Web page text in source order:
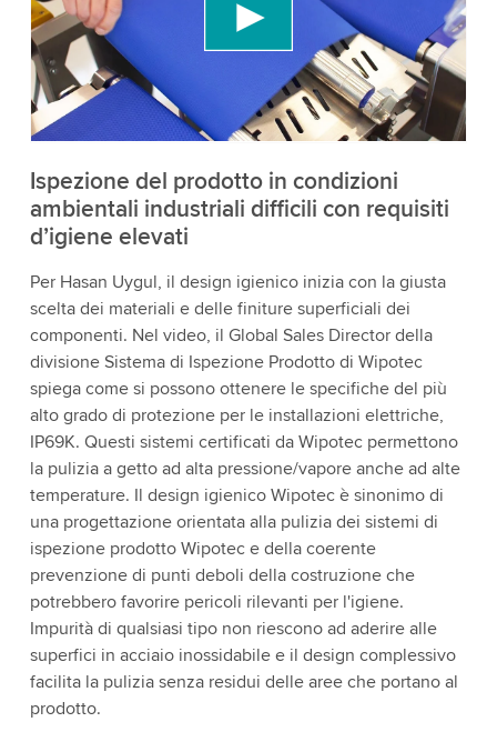
incorporare contenuti video che potrebbe
raccogliere dati sulla tua attività. Per favore, rivedi
i dettagli e accetta il servizio per guardare questo
video.
Ispezione del prodotto in condizioni
ambientali industriali difficili con requisiti
d’igiene elevati
Per Hasan Uygul, il design igienico inizia con la giusta
scelta dei materiali e delle finiture superficiali dei
componenti. Nel video, il Global Sales Director della
divisione Sistema di Ispezione Prodotto di Wipotec
spiega come si possono ottenere le specifiche del più
alto grado di protezione per le installazioni elettriche,
IP69K. Questi sistemi certificati da Wipotec permettono
la pulizia a getto ad alta pressione/vapore anche ad alte
temperature. Il design igienico Wipotec è sinonimo di
una progettazione orientata alla pulizia dei sistemi di
ispezione prodotto Wipotec e della coerente
prevenzione di punti deboli della costruzione che
potrebbero favorire pericoli rilevanti per l'igiene.
Impurità di qualsiasi tipo non riescono ad aderire alle
superfici in acciaio inossidabile e il design complessivo
facilita la pulizia senza residui delle aree che portano al
prodotto.